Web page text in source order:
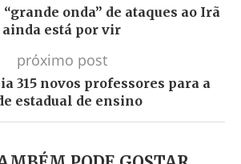
onda” de ataques ao Irã
ainda está por vir
próximo post
315 novos professores para a
estadual de ensino